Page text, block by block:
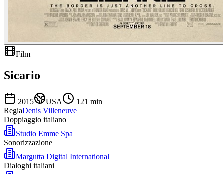
Film
Sicario
2015 USA 121 min
RegiaDenis Villeneuve
Doppiaggio italiano
Studio Emme Spa
Sonorizzazione
Margutta Digital International
Dialoghi italiani